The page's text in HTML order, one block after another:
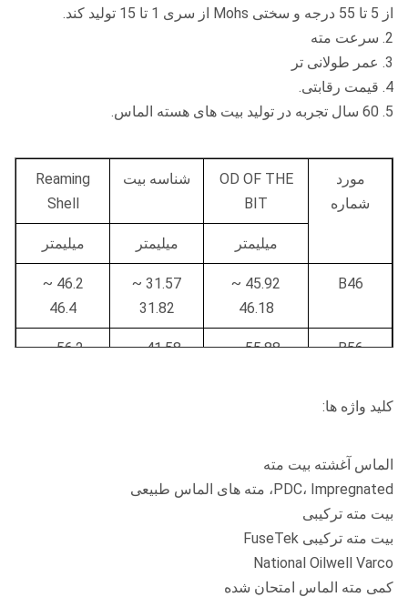
از 5 تا 55 درجه و سختی Mohs از سری 1 تا 15 تولید کند.
2. سرعت مته
3. عمر طولانی تر
4. قیمت رقابتی.
5. 60 سال تجربه در تولید بیت های هسته الماس.
مورد
شماره
OD OF THE
BIT
شناسه بیت
Reaming
Shell
میلیمتر میلیمتر میلیمتر
B46
45.92 ~
46.18
31.57 ~
31.82
46.2 ~
46.4
B56
55.88 ~
41.58 ~
56.2 ~
B66
B76
61.82
B86
85.88 ~
86.13
کلید واژه ها:
الماس آغشته بیت مته
PDC، Impregnated، مته های الماس طبیعی
بیت مته ترکیبی
بیت مته ترکیبی FuseTek
National Oilwell Varco
کمی مته الماس امتحان شده